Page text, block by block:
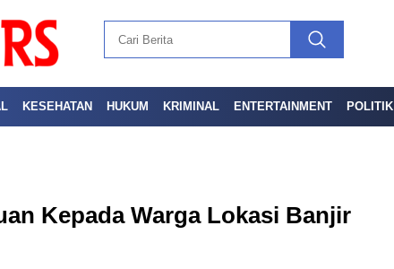
KESEHATAN HUKUM KRIMINAL ENTERTAINMENT POLITIK
Kepada Warga Lokasi Banjir